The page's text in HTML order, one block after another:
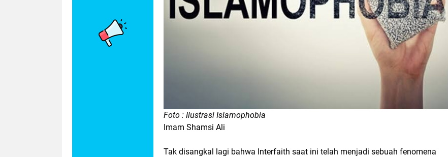
Foto : Ilustrasi Islamophobia
Imam Shamsi Ali
Tak disangkal lagi bahwa Interfaith saat ini telah menjadi sebuah fenomena